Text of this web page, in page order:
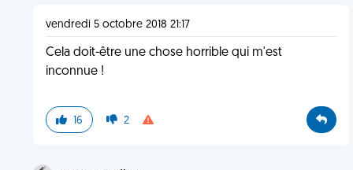
vendredi 5 octobre 2018 21:17
Cela doit-être une chose horrible qui m'est
inconnue !
16 2